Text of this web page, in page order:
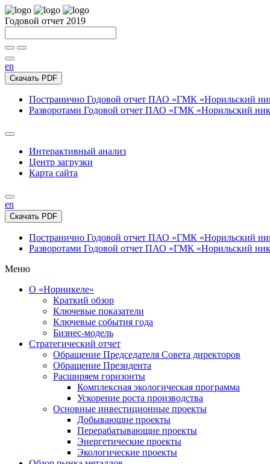
Годовой отчет 2019
en
Скачать PDF
Постранично Годовой отчет ПАО «ГМК «Норильский
Разворотами Годовой отчет ПАО «ГМК «Норильский
Интерактивный анализ
Центр загрузки
Карта сайта
en
Скачать PDF
Постранично Годовой отчет ПАО «ГМК «Норильский
Разворотами Годовой отчет ПАО «ГМК «Норильский
Меню
О «Норникеле»
Краткий обзор
Ключевые показатели
Ключевые события года
Бизнес-модель
Стратегический отчет
Обращение Председателя Совета директоров
Обращение Президента
Расширяем горизонты
Комплексная экологическая программа
Ускорение роста производства
Основные инвестиционные проекты
Добывающие проекты
Перерабатывающие проекты
Энергетические проекты
Экологические проекты